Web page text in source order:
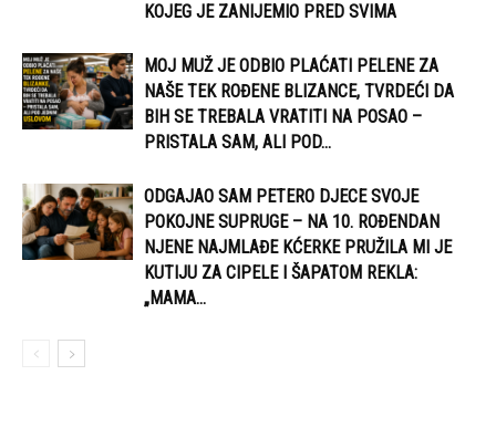
KOJEG JE ZANIJEMIO PRED SVIMA
MOJ MUŽ JE ODBIO PLAĆATI PELENE ZA
NAŠE TEK ROĐENE BLIZANCE, TVRDEĆI DA
BIH SE TREBALA VRATITI NA POSAO –
PRISTALA SAM, ALI POD...
ODGAJAO SAM PETERO DJECE SVOJE
POKOJNE SUPRUGE – NA 10. ROĐENDAN
NJENE NAJMLAĐE KĆERKE PRUŽILA MI JE
KUTIJU ZA CIPELE I ŠAPATOM REKLA:
„MAMA...